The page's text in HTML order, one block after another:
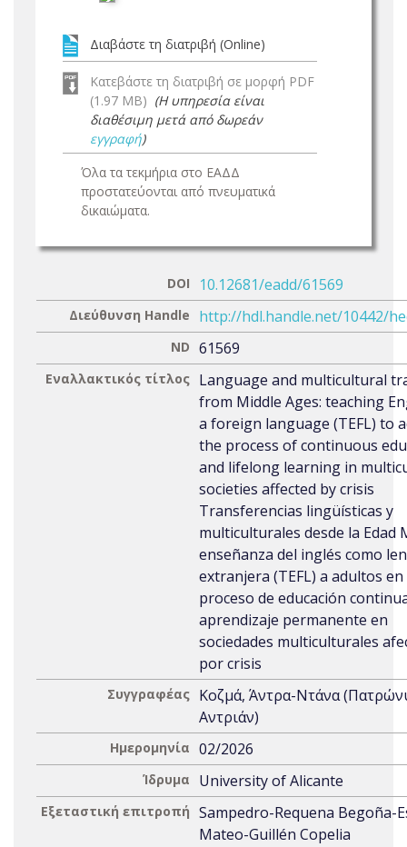
Διαβάστε τη διατριβή (Online)
Κατεβάστε τη διατριβή σε μορφή PDF
(1.97 MB) (Η υπηρεσία είναι
διαθέσιμη μετά από δωρεάν
εγγραφή)
Όλα τα τεκμήρια στο ΕΑΔΔ
προστατεύονται από πνευματικά
δικαιώματα.
DOI 10.12681/eadd/61569
Διεύθυνση Handle http://hdl.handle.net/10442/
ND 61569
Εναλλακτικός τίτλος Language and multicultural
from Middle Ages: teaching
a foreign language (TEFL) to
the process of continuous
and lifelong learning in
societies affected by crisis
Transferencias lingüísticas y
multiculturales desde la Edad
enseñanza del inglés como
extranjera (TEFL) a adultos en
proceso de educación
aprendizaje permanente en
sociedades multiculturales
por crisis
Συγγραφέας Κοζμά, Άντρα-Ντάνα
Αντριάν)
Ημερομηνία 02/2026
Ίδρυμα University of Alicante
Εξεταστική επιτροπή Sampedro-Requena Begoña-
Mateo-Guillén Copelia